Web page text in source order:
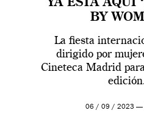
YA ESTÁ AQUÍ
BY
La fiesta
dirigido por
Cineteca Madrid
06 / 09 / 2023 —